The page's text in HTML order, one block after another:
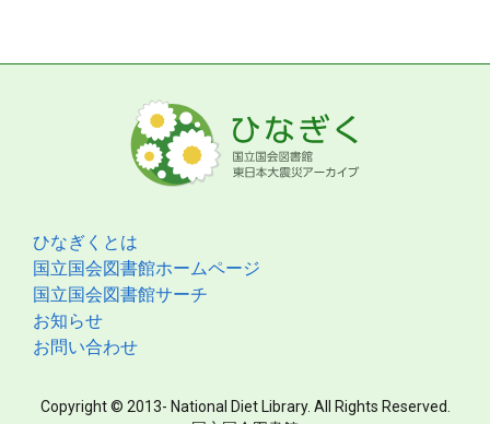
ひなぎくとは
国立国会図書館ホームページ
国立国会図書館サーチ
お知らせ
お問い合わせ
Copyright © 2013- National Diet Library. All Rights Reserved.